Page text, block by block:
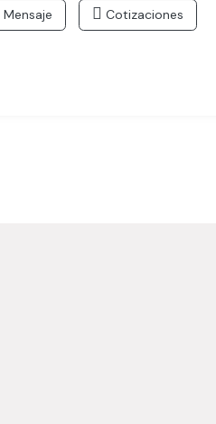
Mensaje Cotizaciones